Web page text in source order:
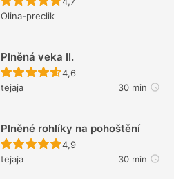
Olina-preclik
Plněná veka II.
Recept ještě nebyl
4,6
tejaja
30 min
Plněné rohlíky na pohoštění
Recept ještě nebyl
4,9
tejaja
30 min